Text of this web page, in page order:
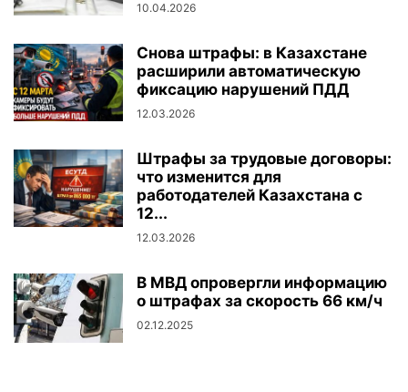
10.04.2026
Снова штрафы: в Казахстане
расширили автоматическую
фиксацию нарушений ПДД
12.03.2026
Штрафы за трудовые договоры:
что изменится для
работодателей Казахстана с
12...
12.03.2026
В МВД опровергли информацию
о штрафах за скорость 66 км/ч
02.12.2025